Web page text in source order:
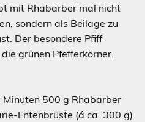
mit Rhabarber mal nicht
sondern als Beilage zu
Der besondere Pfiff
grünen Pfefferkörner.
500 g Rhabarber
Entenbrüste (á ca. 300 g)